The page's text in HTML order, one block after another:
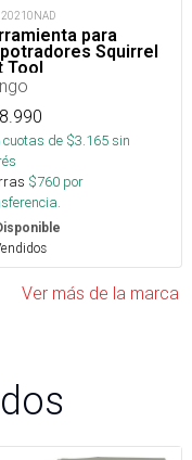
para
Squirrel
Tool
cuotas de $3.165sin
$760 por
Ver más de la marca